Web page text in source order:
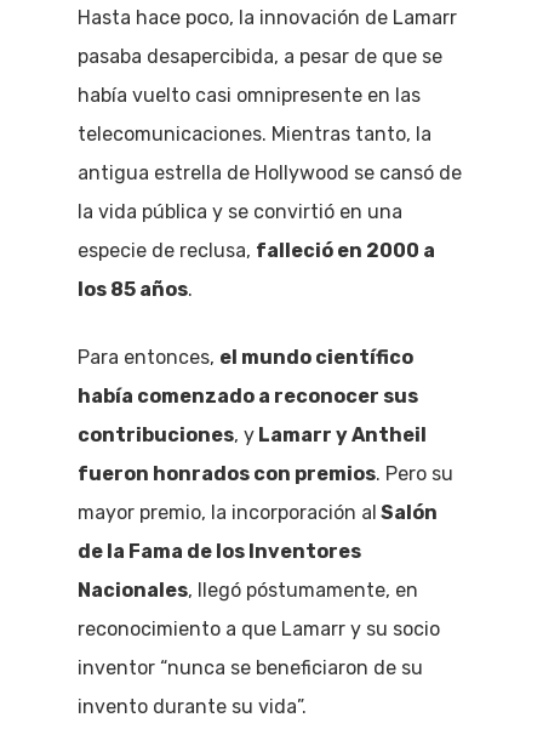
Hasta hace poco, la innovación de Lamarr
pasaba desapercibida, a pesar de que se
había vuelto casi omnipresente en las
telecomunicaciones. Mientras tanto, la
antigua estrella de Hollywood se cansó de
la vida pública y se convirtió en una
especie de reclusa, falleció en 2000 a
los 85 años.
Para entonces, el mundo científico
había comenzado a reconocer sus
contribuciones, y Lamarr y Antheil
fueron honrados con premios. Pero su
mayor premio, la incorporación al Salón
de la Fama de los Inventores
Nacionales, llegó póstumamente, en
reconocimiento a que Lamarr y su socio
inventor “nunca se beneficiaron de su
invento durante su vida”.